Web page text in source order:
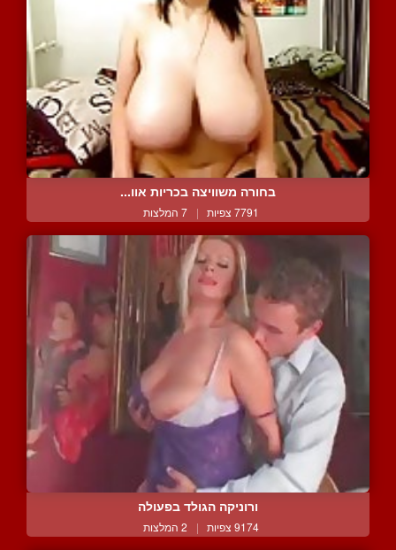
בחורה משוויצה בכריות אוו...
7791 צפיות | 7 המלצות
ורוניקה הגולד בפעולה
9174 צפיות | 2 המלצות